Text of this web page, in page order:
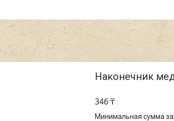
Наконечник
346 ₸
Минимальная сумма